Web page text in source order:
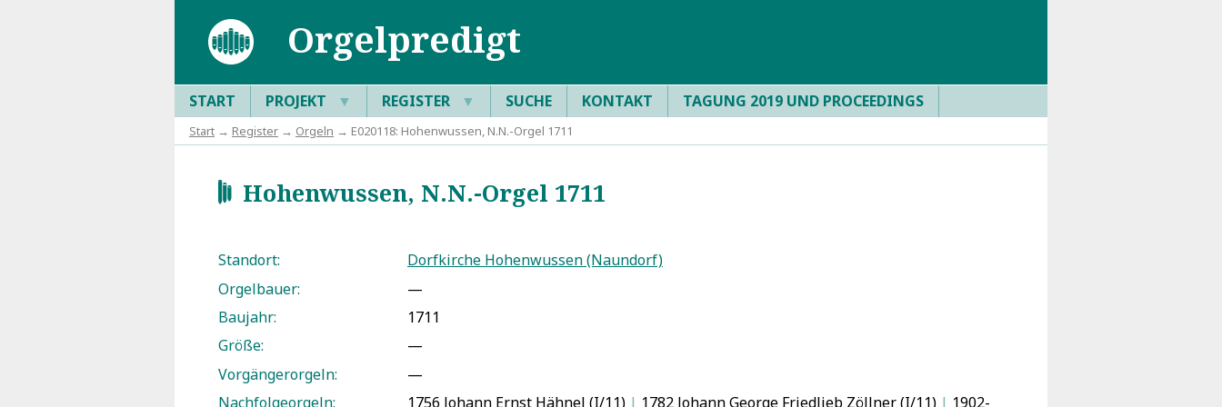
Orgelpredigt
START PROJEKT ▼ REGISTER ▼ SUCHE KONTAKT TAGUNG 2019 UND PROCEEDINGS
Start → Register → Orgeln → E020118: Hohenwussen, N.N.-Orgel 1711
dHohenwussen, N.N.-Orgel 1711
Standort:
Dorfkirche Hohenwussen (Naundorf)
Orgelbauer:
—
Baujahr:
1711
Größe:
—
Vorgängerorgeln:
—
Nachfolgeorgeln:
1756 Johann Ernst Hähnel (I/11) | 1782 Johann George Friedlieb Zöllner (I/11) | 1902-